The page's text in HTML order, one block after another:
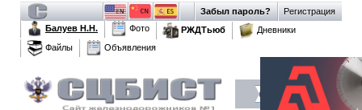
Регистрация
Забыл пароль?
Балуев Н.Н.
Фото РЖДТьюб
Дневники
Файлы
Объявления